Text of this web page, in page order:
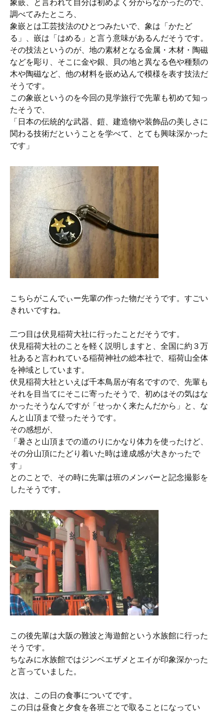
象嵌、と言われて自分は初めよく分からなかったので、
調べてみたところ、
象嵌とは工芸技法のひとつみたいで、象は「かたど
る」、嵌は「はめる」と言う意味があるんだそうです。
その技法というのが、地の素材となる金属・木材・陶磁
などを彫り、そこに金や銀、貝の地と異なる色や種類の
木や陶磁など、他の材料を嵌め込んで模様を表す技法だ
そうです。
この象嵌というのを今回の見学旅行で先輩も初めて知っ
たそうで、
「日本の伝統的な武器、鎧、建造物や装飾品の美しさに
関わる技術だということを学べて、とても興味深かった
です」
こちらがこんでぃー先輩の作った物だそうです。すごい
きれいですね。
二つ目は伏見稲荷大社に行ったことだそうです。
伏見稲荷大社のことを軽く説明しますと、全国に約３万
社あると言われている稲荷神社の総本社で、稲荷山全体
を神域としています。
伏見稲荷大社といえば千本鳥居が有名ですので、先輩も
それを目当てにそこに寄ったそうで、初めはその気はな
かったそうなんですが「せっかく来たんだから」と、な
んと山頂まで登ったそうです。
その感想が、
「暑さと山頂までの道のりにかなり体力を使ったけど、
その分山頂にたどり着いた時は達成感が大きかったで
す」
とのことで、その時に先輩は班のメンバーと記念撮影を
したそうです。
この後先輩は大阪の難波と海遊館という水族館に行った
そうです。
ちなみに水族館ではジンベエザメとエイが印象深かった
と言っていました。
次は、この日の食事についてです。
この日は昼食と夕食を各班ごとで取ることになってい